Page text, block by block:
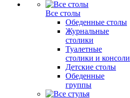
Все столы
Обеденные столы
Журнальные
столики
Туалетные
столики и консоли
Детские столы
Обеденные
группы